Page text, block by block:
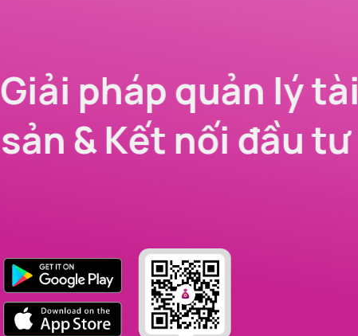
Giải pháp quản lý tài
sản & Kết nối đầu tư